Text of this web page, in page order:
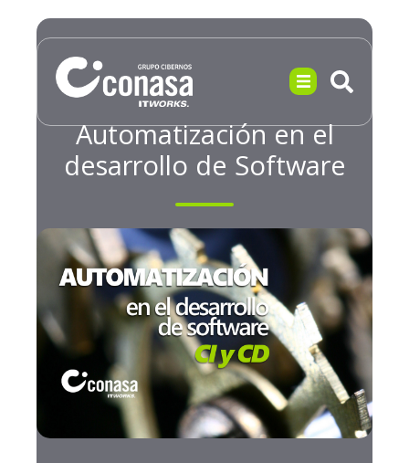
Automatización en el
desarrollo de Software